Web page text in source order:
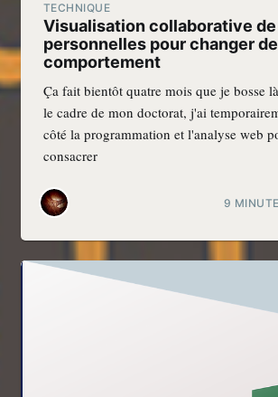
TECHNIQUE
Visualisation collaborative
personnelles pour changer de
comportement
Ça fait bientôt quatre mois que je bosse
le cadre de mon doctorat, j'ai
côté la programmation et l'analyse web
consacrer
9